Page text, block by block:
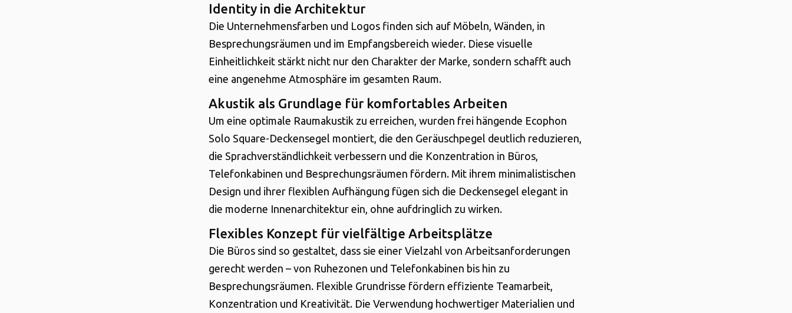
Identity in die Architektur
Die Unternehmensfarben und Logos finden sich auf Möbeln, Wänden, in
Besprechungsräumen und im Empfangsbereich wieder. Diese visuelle
Einheitlichkeit stärkt nicht nur den Charakter der Marke, sondern schafft auch
eine angenehme Atmosphäre im gesamten Raum.
Akustik als Grundlage für komfortables Arbeiten
Um eine optimale Raumakustik zu erreichen, wurden frei hängende Ecophon
Solo Square-Deckensegel montiert, die den Geräuschpegel deutlich reduzieren,
die Sprachverständlichkeit verbessern und die Konzentration in Büros,
Telefonkabinen und Besprechungsräumen fördern. Mit ihrem minimalistischen
Design und ihrer flexiblen Aufhängung fügen sich die Deckensegel elegant in
die moderne Innenarchitektur ein, ohne aufdringlich zu wirken.
Flexibles Konzept für vielfältige Arbeitsplätze
Die Büros sind so gestaltet, dass sie einer Vielzahl von Arbeitsanforderungen
gerecht werden – von Ruhezonen und Telefonkabinen bis hin zu
Besprechungsräumen. Flexible Grundrisse fördern effiziente Teamarbeit,
Konzentration und Kreativität. Die Verwendung hochwertiger Materialien und